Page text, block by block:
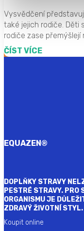
Vysvědčení
také jejich rodiče. Děti
rodiče zase přemýšlejí
ČÍST VÍCE
EQUAZEN®
DOPLŇKY STRAVY
PESTRÉ STRAVY. PRO
ORGANISMU JE
ZDRAVÝ ŽIVOTNÍ STYL.
Koupit online